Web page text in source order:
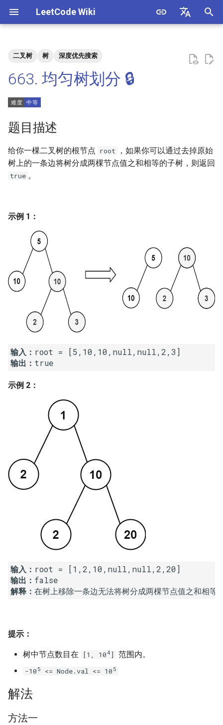
LeetCode Wiki
始
化
搜
引
擎
7. 重建二叉树
10.1. 斐波那契数列
10.2. 青蛙跳台阶问题
11. 旋转数组的最小数字
12. 矩阵中的路径
13. 机器人的运动范围
14.2. 剪绳子 II
15. 二进制中 1 的个数
16. 数值的整数次方
17. 打印从 1 到最大的 n 位数
18. 删除链表的节点
19. 正则表达式匹配
20. 表示数值的字符串
21. 调整数组顺序使奇数位于
22. 链表中倒数第 k 个节点
24. 反转链表
27. 二叉树的镜像
28. 对称的二叉树
29. 顺时针打印矩阵
数
4. 只出现一次的数字
5. 单词长度的最大乘积
8. 和大于等于 target 的最短子
9. 乘积小于 K 的子数组
10. 和为 k 的子数组
12. 左右两边子数组的和相等
13. 二维子矩阵的和
14. 字符串中的变位词
15. 字符串中的所有变位词
16. 不含重复字符的最长子字
符串
17. 含有所有字符的最短字符
18. 有效的回文
文
20. 回文子字符串的个数
点
22. 链表中环的入口节点
点
24. 反转链表
1.5. 一次编辑
1.7. 旋转矩阵
1.8. 零矩阵
1.9. 字符串轮转
2.1. 移除重复节点
2.2. 返回倒数第 k 个节点
2.4. 分割链表
2.5. 链表求和
2.6. 回文链表
2.7. 链表相交
2.8. 环路检测
3.1. 三合一
3.3. 堆盘子
3.5. 栈排序
4.1. 节点间通路
4.2. 最小高度树
二叉树 树 深度优先搜索
663. 均匀树划分 🔒
题目描述
给你一棵二叉树的根节点 root
，如果你可以通过去掉原始
树上的一条边将树分成两棵节点值之和相等的子树，则返回
true 。
示例 1：
输入：
输出：
示例 2：
输入：
输出：
解释：
提示：
树中节点数目在 [1, 104 ] 范围内。
-10 5 <= Node.val <= 10 5
解法
方法一